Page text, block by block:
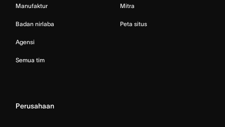
Manufaktur
Badan nirlaba
Agensi
Semua tim
Mitra
Peta situs
Perusahaan